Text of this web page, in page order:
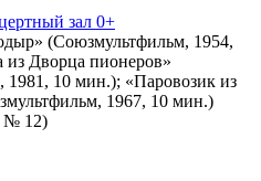
зал 0+
(Союзмультфильм, 1954,
Дворца пионеров»
10 мин.); «Паровозик из
1967, 10 мин.)
№ 12)